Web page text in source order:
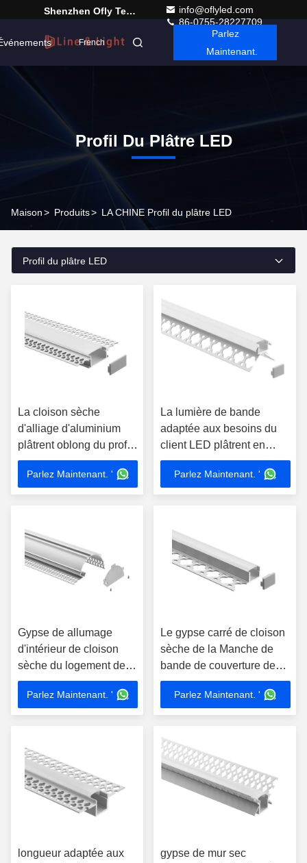
Shenzhen Ofly Technology Co.,Limited
info@oflyled.com
86-0755-28227709
French
Parlez
Maintenant.
Profil Du Plâtre LED
Maison> Produits> LA CHINE Profil du plâtre LED
Profil du plâtre LED
La cloison sèche
d'alliage d'aluminium
plâtrent oblong du profil
76*15mm de LED
anodisée pour la
lumière Frameless de
Parlez Maintenant. '
La lumière de bande
adaptée aux besoins du
client LED plâtrent en
gypse de cloison sèche
incorporé par 41*28mm de
la Manche
Parlez Maintenant. '
Gypse de allumage
d'intérieur de cloison
sèche du logement de
lumière de la Manche de
bande du plâtre LED
91*51mm
Parlez Maintenant. '
Le gypse carré de cloison
sèche de la Manche de
bande de couverture de
PC de profil du plâtre LED
a anodisé 35*11mm
Parlez Maintenant. '
longueur adaptée aux
gypse de mur sec